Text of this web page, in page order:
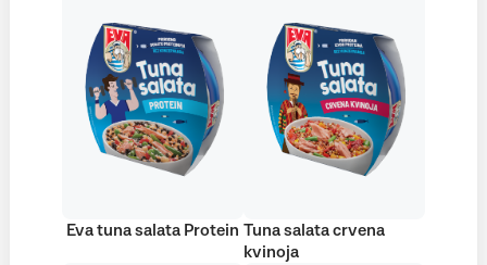
Eva tuna salata Protein Tuna salata crvena
kvinoja